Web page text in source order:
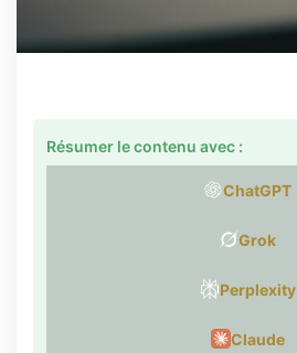
Résumer le contenu avec :
ChatGPT
Grok
Perplexity
Claude